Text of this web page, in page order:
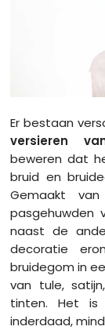
Er bestaan
versieren
beweren dat
bruid en
Gemaakt
pasgehuwden
naast de
decoratie
bruidegom in
van tule,
tinten. Het is
inderdaad,